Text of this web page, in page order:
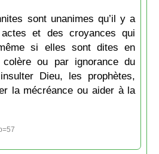
sont unanimes qu’il y a
et des croyances qui
si elles sont dites en
ou par ignorance du
Dieu, les prophètes,
la mécréance ou aider à la